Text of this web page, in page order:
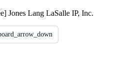
Jones Lang LaSalle IP, Inc.